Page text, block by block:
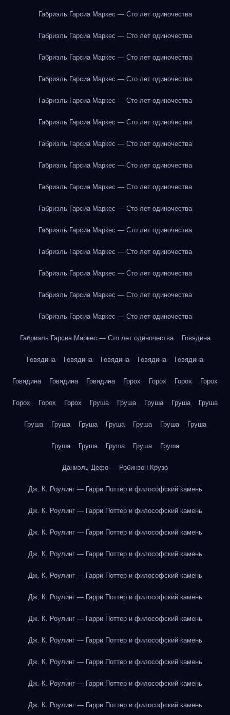
Габриэль Гарсиа Маркес — Сто лет одиночества
Габриэль Гарсиа Маркес — Сто лет одиночества
Габриэль Гарсиа Маркес — Сто лет одиночества
Габриэль Гарсиа Маркес — Сто лет одиночества
Габриэль Гарсиа Маркес — Сто лет одиночества
Габриэль Гарсиа Маркес — Сто лет одиночества
Габриэль Гарсиа Маркес — Сто лет одиночества
Габриэль Гарсиа Маркес — Сто лет одиночества
Габриэль Гарсиа Маркес — Сто лет одиночества
Габриэль Гарсиа Маркес — Сто лет одиночества
Габриэль Гарсиа Маркес — Сто лет одиночества
Габриэль Гарсиа Маркес — Сто лет одиночества
Габриэль Гарсиа Маркес — Сто лет одиночества
Габриэль Гарсиа Маркес — Сто лет одиночества
Габриэль Гарсиа Маркес — Сто лет одиночества
Габриэль Гарсиа Маркес — Сто лет одиночества Говядина
Говядина Говядина Говядина Говядина Говядина
Говядина Говядина Говядина Горох Горох Горох Горох
Горох Горох Горох Груша Груша Груша Груша Груша
Груша Груша Груша Груша Груша Груша Груша
Груша Груша Груша Груша Груша
Даниэль Дефо — Робинзон Крузо
Дж. К. Роулинг — Гарри Поттер и философский камень
Дж. К. Роулинг — Гарри Поттер и философский камень
Дж. К. Роулинг — Гарри Поттер и философский камень
Дж. К. Роулинг — Гарри Поттер и философский камень
Дж. К. Роулинг — Гарри Поттер и философский камень
Дж. К. Роулинг — Гарри Поттер и философский камень
Дж. К. Роулинг — Гарри Поттер и философский камень
Дж. К. Роулинг — Гарри Поттер и философский камень
Дж. К. Роулинг — Гарри Поттер и философский камень
Дж. К. Роулинг — Гарри Поттер и философский камень
Дж. К. Роулинг — Гарри Поттер и философский камень